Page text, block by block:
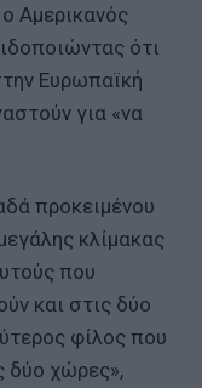
Αμερικανός
ότι
Ευρωπαϊκή
για «να
προκειμένου
κλίμακας
που
και στις δύο
φίλος που
δύο χώρες»,